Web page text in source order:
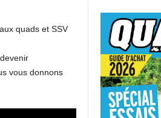
quads et SSV
vous donnons